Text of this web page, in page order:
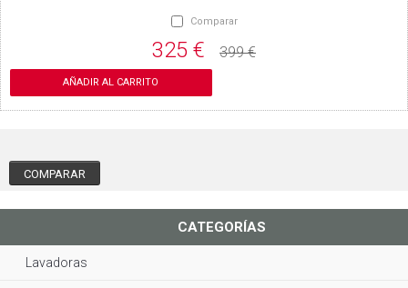
Comparar
325 € 399 €
AÑADIR AL CARRITO
CATEGORÍAS
Lavadoras